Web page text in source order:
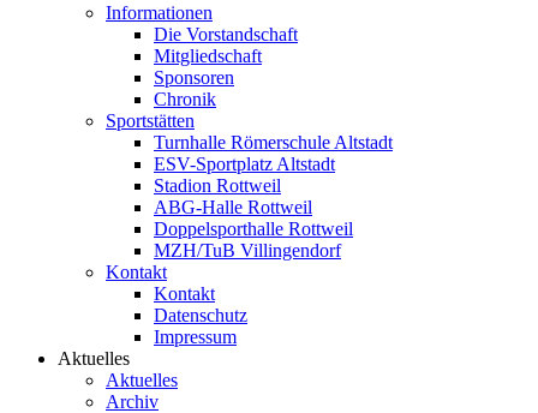
Informationen
Die Vorstandschaft
Mitgliedschaft
Sponsoren
Chronik
Sportstätten
Turnhalle Römerschule Altstadt
ESV-Sportplatz Altstadt
Stadion Rottweil
ABG-Halle Rottweil
Doppelsporthalle Rottweil
MZH/TuB Villingendorf
Kontakt
Kontakt
Datenschutz
Impressum
Aktuelles
Aktuelles
Archiv